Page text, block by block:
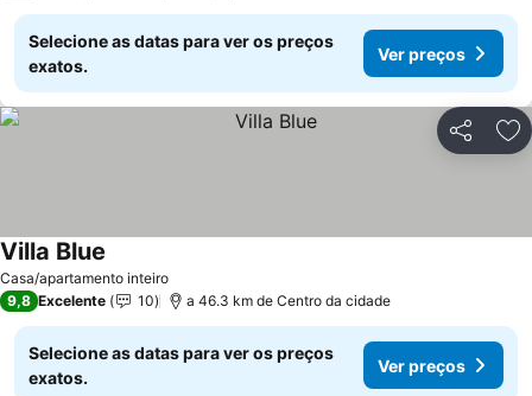
Selecione as datas para ver os preços
exatos.
Ver preços
Partilhar
Casa/apartamento inteiro
Villa Blue
9,8 Excelente 10 a 46.3 km de Centro da cidade
Selecione as datas para ver os preços
exatos.
Ver preços